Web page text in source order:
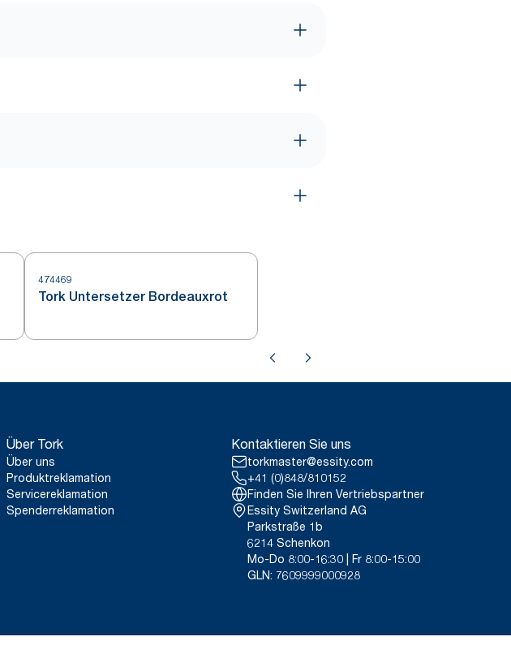
474469
Tork Untersetzer Bordeauxrot
Über Tork
Über uns
Produktreklamation
Servicereklamation
Spenderreklamation
Kontaktieren Sie uns
torkmaster@essity.com
+41 (0)848/810152
Finden Sie Ihren Vertriebspartner
Essity Switzerland AG
Parkstraße 1b
6214 Schenkon
Mo-Do 8:00-16:30 | Fr 8:00-15:00
GLN: 7609999000928